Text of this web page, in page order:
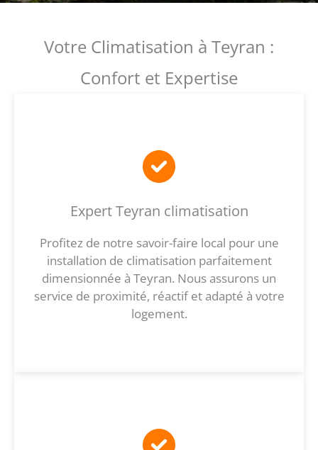
Votre Climatisation à Teyran :
Confort et Expertise
Expert Teyran climatisation
Profitez de notre savoir-faire local pour une
installation de climatisation parfaitement
dimensionnée à Teyran. Nous assurons un
service de proximité, réactif et adapté à votre
logement.